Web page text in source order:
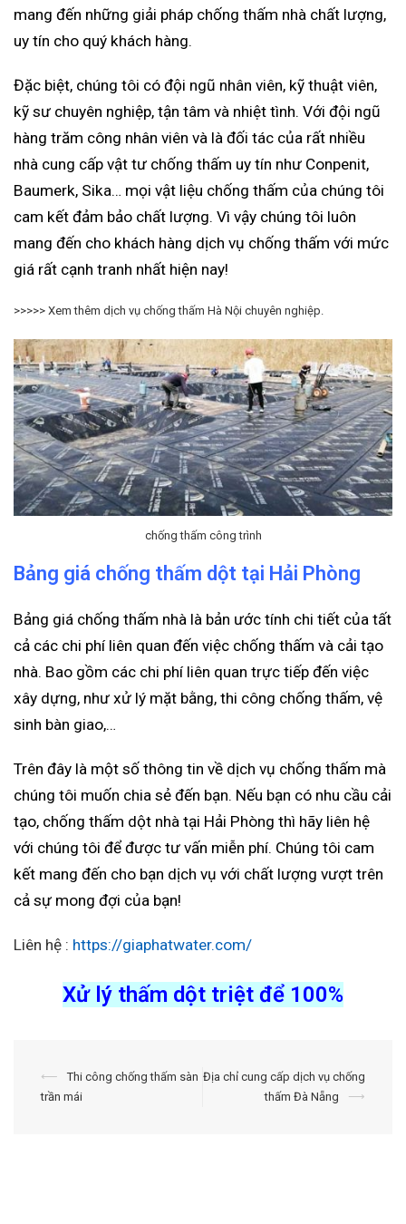
mang đến những giải pháp chống thấm nhà chất lượng,
uy tín cho quý khách hàng.
Đặc biệt, chúng tôi có đội ngũ nhân viên, kỹ thuật viên,
kỹ sư chuyên nghiệp, tận tâm và nhiệt tình. Với đội ngũ
hàng trăm công nhân viên và là đối tác của rất nhiều
nhà cung cấp vật tư chống thấm uy tín như Conpenit,
Baumerk, Sika… mọi vật liệu chống thấm của chúng tôi
cam kết đảm bảo chất lượng. Vì vậy chúng tôi luôn
mang đến cho khách hàng dịch vụ chống thấm với mức
giá rất cạnh tranh nhất hiện nay!
>>>>> Xem thêm dịch vụ chống thấm Hà Nội chuyên nghiệp.
chống thấm công trình
Bảng giá chống thấm dột tại Hải Phòng
Bảng giá chống thấm nhà là bản ước tính chi tiết của tất
cả các chi phí liên quan đến việc chống thấm và cải tạo
nhà. Bao gồm các chi phí liên quan trực tiếp đến việc
xây dựng, như xử lý mặt bằng, thi công chống thấm, vệ
sinh bàn giao,…
Trên đây là một số thông tin về dịch vụ chống thấm mà
chúng tôi muốn chia sẻ đến bạn. Nếu bạn có nhu cầu cải
tạo, chống thấm dột nhà tại Hải Phòng thì hãy liên hệ
với chúng tôi để được tư vấn miễn phí. Chúng tôi cam
kết mang đến cho bạn dịch vụ với chất lượng vượt trên
cả sự mong đợi của bạn!
Liên hệ : https://giaphatwater.com/
Xử lý thấm dột triệt để 100%
Điều
hướng
⟵
Thi công chống thấm sàn
trần mái
Địa chỉ cung cấp dịch vụ chống
thấm Đà Nẵng
⟶